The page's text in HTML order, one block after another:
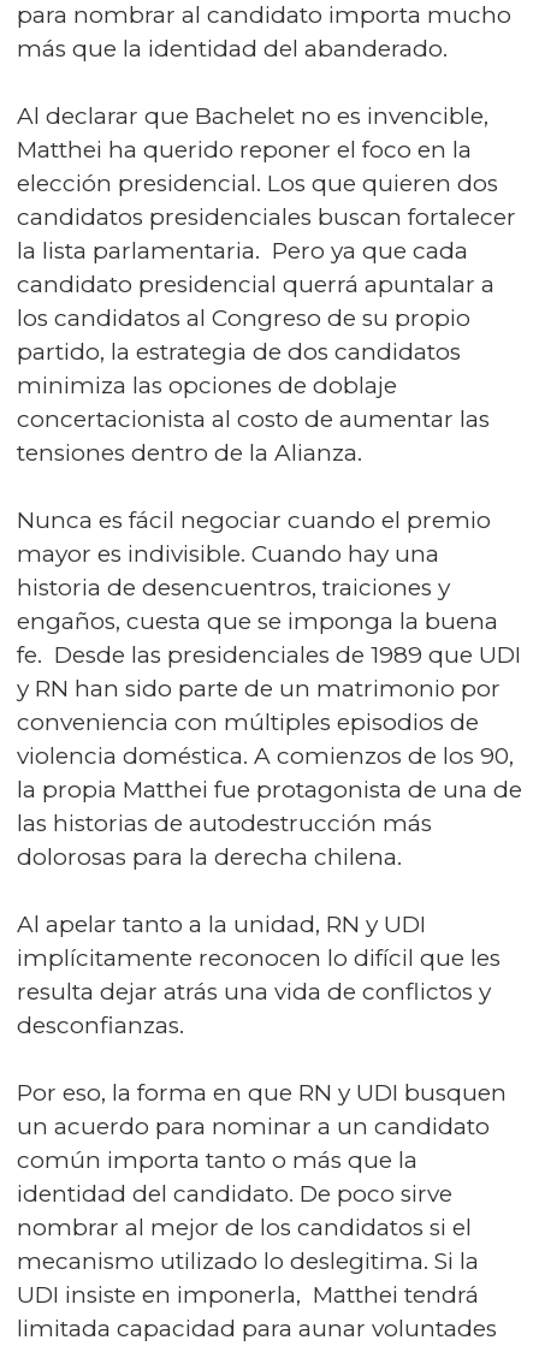
para nombrar al candidato importa mucho
más que la identidad del abanderado.
Al declarar que Bachelet no es invencible,
Matthei ha querido reponer el foco en la
elección presidencial. Los que quieren dos
candidatos presidenciales buscan fortalecer
la lista parlamentaria. Pero ya que cada
candidato presidencial querrá apuntalar a
los candidatos al Congreso de su propio
partido, la estrategia de dos candidatos
minimiza las opciones de doblaje
concertacionista al costo de aumentar las
tensiones dentro de la Alianza.
Nunca es fácil negociar cuando el premio
mayor es indivisible. Cuando hay una
historia de desencuentros, traiciones y
engaños, cuesta que se imponga la buena
fe. Desde las presidenciales de 1989 que UDI
y RN han sido parte de un matrimonio por
conveniencia con múltiples episodios de
violencia doméstica. A comienzos de los 90,
la propia Matthei fue protagonista de una de
las historias de autodestrucción más
dolorosas para la derecha chilena.
Al apelar tanto a la unidad, RN y UDI
implícitamente reconocen lo difícil que les
resulta dejar atrás una vida de conflictos y
desconfianzas.
Por eso, la forma en que RN y UDI busquen
un acuerdo para nominar a un candidato
común importa tanto o más que la
identidad del candidato. De poco sirve
nombrar al mejor de los candidatos si el
mecanismo utilizado lo deslegitima. Si la
UDI insiste en imponerla, Matthei tendrá
limitada capacidad para aunar voluntades